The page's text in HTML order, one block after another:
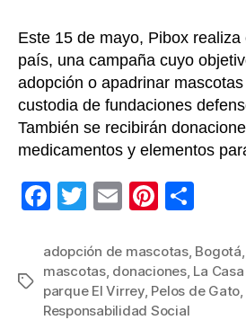
Este 15 de mayo, Pibox
país, una campaña cuyo
adopción o apadrinar
custodia de fundaciones
También se recibirán
medicamentos y elementos
F
c
e
b
T
tt
er
E
ail
Pi
er
e
st
m
p
Etiquetas
adopción de mascotas, Bogotá,
mascotas, donaciones, La
parque El Virrey, Pelos de Gato,
Responsabilidad Social